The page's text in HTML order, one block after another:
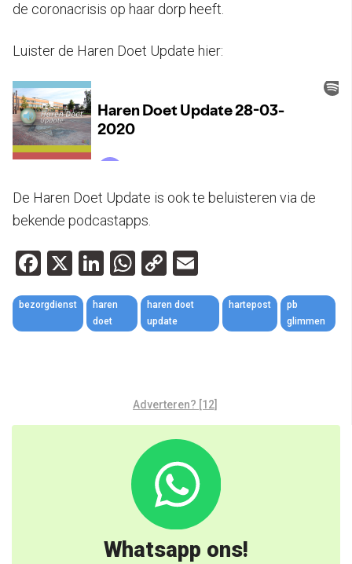
de coronacrisis op haar dorp heeft.
Luister de Haren Doet Update hier:
De Haren Doet Update is ook te beluisteren via de
bekende podcastapps.
Facebook
X LinkedIn
WhatsApp
Copy
Link
bezorgdienst
haren
doet
haren doet
update
hartepost
pb
glimmen
Adverteren? [12]
Whatsapp ons!